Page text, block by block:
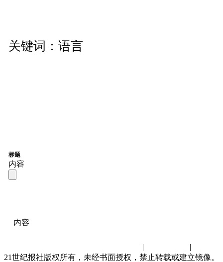
关键词：语言
标题
内容
内容
| |
21世纪报社版权所有，未经书面授权，禁止转载或建立镜像。